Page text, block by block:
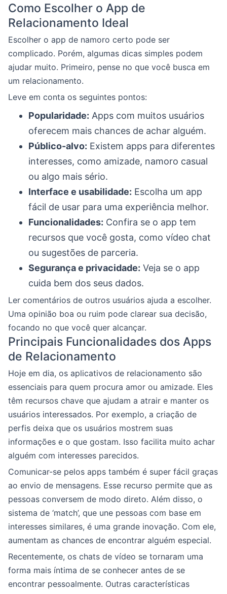
Como Escolher o App de
Relacionamento Ideal
Escolher o app de namoro certo pode ser
complicado. Porém, algumas dicas simples podem
ajudar muito. Primeiro, pense no que você busca em
um relacionamento.
Leve em conta os seguintes pontos:
Popularidade: Apps com muitos usuários
oferecem mais chances de achar alguém.
Público-alvo: Existem apps para diferentes
interesses, como amizade, namoro casual
ou algo mais sério.
Interface e usabilidade: Escolha um app
fácil de usar para uma experiência melhor.
Funcionalidades: Confira se o app tem
recursos que você gosta, como vídeo chat
ou sugestões de parceria.
Segurança e privacidade: Veja se o app
cuida bem dos seus dados.
Ler comentários de outros usuários ajuda a escolher.
Uma opinião boa ou ruim pode clarear sua decisão,
focando no que você quer alcançar.
Principais Funcionalidades dos Apps
de Relacionamento
Hoje em dia, os aplicativos de relacionamento são
essenciais para quem procura amor ou amizade. Eles
têm recursos chave que ajudam a atrair e manter os
usuários interessados. Por exemplo, a criação de
perfis deixa que os usuários mostrem suas
informações e o que gostam. Isso facilita muito achar
alguém com interesses parecidos.
Comunicar-se pelos apps também é super fácil graças
ao envio de mensagens. Esse recurso permite que as
pessoas conversem de modo direto. Além disso, o
sistema de ‘match’, que une pessoas com base em
interesses similares, é uma grande inovação. Com ele,
aumentam as chances de encontrar alguém especial.
Recentemente, os chats de vídeo se tornaram uma
forma mais íntima de se conhecer antes de se
encontrar pessoalmente. Outras características